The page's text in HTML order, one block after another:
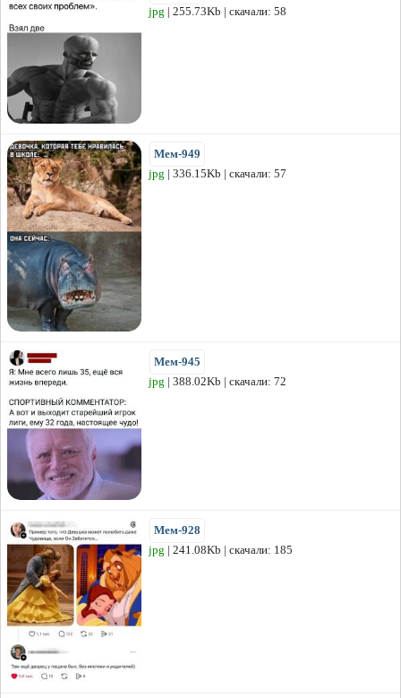
jpg | 255.73Kb | скачали: 58
Мем-949
jpg | 336.15Kb | скачали: 57
Мем-945
jpg | 388.02Kb | скачали: 72
Мем-928
jpg | 241.08Kb | скачали: 185